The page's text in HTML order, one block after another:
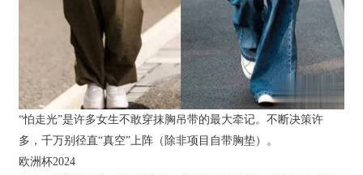
“怕走光”是许多女生不敢穿抹胸吊带的最大牵记。不断决策许
多，千万别径直“真空”上阵（除非项目自带胸垫）。
欧洲杯2024